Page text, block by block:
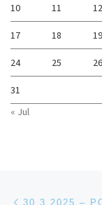
10 11 12
17 18 19
24 25 26
31
« Jul